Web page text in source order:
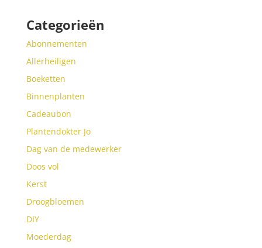
Categorieën
Abonnementen
Allerheiligen
Boeketten
Binnenplanten
Cadeaubon
Plantendokter Jo
Dag van de medewerker
Doos vol
Kerst
Droogbloemen
DIY
Moederdag